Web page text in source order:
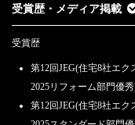
受賞歴・メディア掲載
受賞歴
第12回JEG(住宅8社エ
2025リフォーム部門優
第12回JEG(住宅8社エ